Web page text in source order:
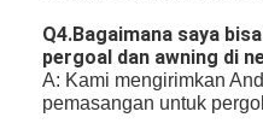
Q4.Bagaimana saya
pergoal dan awning di
A: Kami mengirimkan
pemasangan untuk